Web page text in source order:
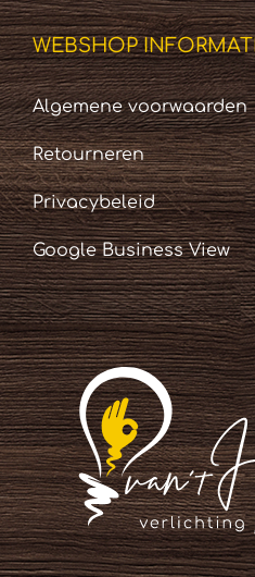
WEBSHOP
Algemene voorwaarden
Retourneren
Privacybeleid
Google Business View